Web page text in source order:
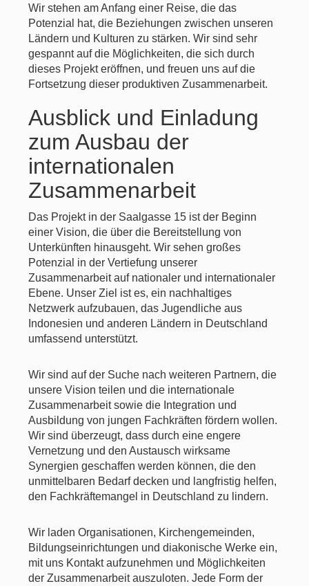
Wir stehen am Anfang einer Reise, die das
Potenzial hat, die Beziehungen zwischen unseren
Ländern und Kulturen zu stärken. Wir sind sehr
gespannt auf die Möglichkeiten, die sich durch
dieses Projekt eröffnen, und freuen uns auf die
Fortsetzung dieser produktiven Zusammenarbeit.
Ausblick und Einladung
zum Ausbau der
internationalen
Zusammenarbeit
Das Projekt in der Saalgasse 15 ist der Beginn
einer Vision, die über die Bereitstellung von
Unterkünften hinausgeht. Wir sehen großes
Potenzial in der Vertiefung unserer
Zusammenarbeit auf nationaler und internationaler
Ebene. Unser Ziel ist es, ein nachhaltiges
Netzwerk aufzubauen, das Jugendliche aus
Indonesien und anderen Ländern in Deutschland
umfassend unterstützt.
Wir sind auf der Suche nach weiteren Partnern, die
unsere Vision teilen und die internationale
Zusammenarbeit sowie die Integration und
Ausbildung von jungen Fachkräften fördern wollen.
Wir sind überzeugt, dass durch eine engere
Vernetzung und den Austausch wirksame
Synergien geschaffen werden können, die den
unmittelbaren Bedarf decken und langfristig helfen,
den Fachkräftemangel in Deutschland zu lindern.
Wir laden Organisationen, Kirchengemeinden,
Bildungseinrichtungen und diakonische Werke ein,
mit uns Kontakt aufzunehmen und Möglichkeiten
der Zusammenarbeit auszuloten. Jede Form der